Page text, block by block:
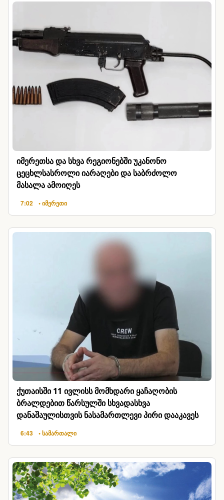
იმერეთსა და სხვა რეგიონებში უკანონო
ცეცხლსასროლი იარაღები და საბრძოლო
მასალა ამოიღეს
7:02 • იმერეთი
ქუთაისში 11 ივლისს მომხდარი ყაჩაღობის
ბრალდებით წარსულში სხვადასხვა
დანაშაულისთვის ნასამართლევი პირი დააკავეს
6:43 • სამართალი